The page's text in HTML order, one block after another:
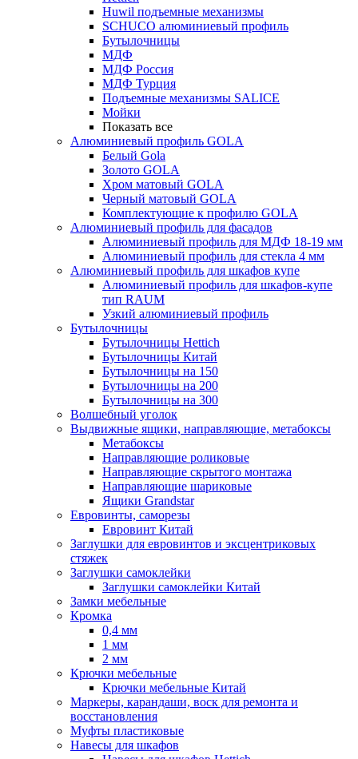
Huwil подъемные механизмы
SCHUCO алюминиевый профиль
Бутылочницы
МДФ
МДФ Россия
МДФ Турция
Подъемные механизмы SALICE
Мойки
Показать все
Алюминиевый профиль GOLA
Белый Gola
Золото GOLA
Хром матовый GOLA
Черный матовый GOLA
Комплектующие к профилю GOLA
Алюминиевый профиль для фасадов
Алюминиевый профиль для МДФ 18-19 мм
Алюминиевый профиль для стекла 4 мм
Алюминиевый профиль для шкафов купе
Алюминиевый профиль для шкафов-купе
тип RAUM
Узкий алюминиевый профиль
Бутылочницы
Бутылочницы Hettich
Бутылочницы Китай
Бутылочницы на 150
Бутылочницы на 200
Бутылочницы на 300
Волшебный уголок
Выдвижные ящики, направляющие, метабоксы
Метабоксы
Направляющие роликовые
Направляющие скрытого монтажа
Направляющие шариковые
Ящики Grandstar
Евровинты, саморезы
Евровинт Китай
Заглушки для евровинтов и эксцентриковых
стяжек
Заглушки самоклейки
Заглушки самоклейки Китай
Замки мебельные
Кромка
0,4 мм
1 мм
2 мм
Крючки мебельные
Крючки мебельные Китай
Маркеры, карандаши, воск для ремонта и
восстановления
Муфты пластиковые
Навесы для шкафов